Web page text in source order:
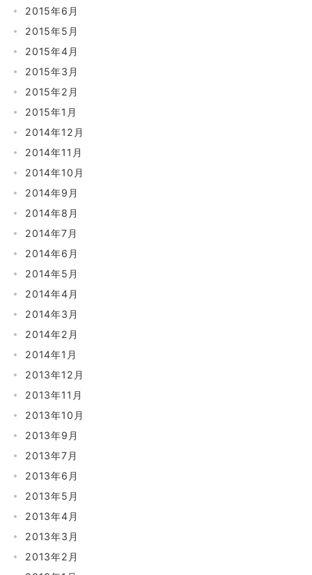
2015年6月
2015年5月
2015年4月
2015年3月
2015年2月
2015年1月
2014年12月
2014年11月
2014年10月
2014年9月
2014年8月
2014年7月
2014年6月
2014年5月
2014年4月
2014年3月
2014年2月
2014年1月
2013年12月
2013年11月
2013年10月
2013年9月
2013年7月
2013年6月
2013年5月
2013年4月
2013年3月
2013年2月